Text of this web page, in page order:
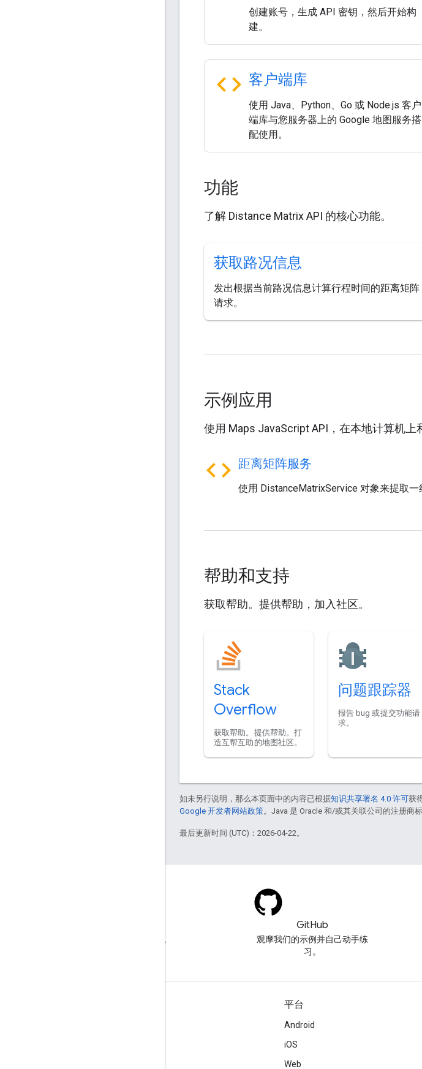
创建账号，生成 API 密钥，然后开始构
建。
code 客户端库
使用 Java、Python、Go 或 Node.js 客户
端库与您服务器上的 Google 地图服务搭
配使用。
功能
了解 Distance Matrix API 的核心功能。
获取路况信息
发出根据当前路况信息计算行程时间的距离矩阵
请求。
示例应用
使用 Maps JavaScript API，在本地计算机上
code 距离矩阵服务
使用 DistanceMatrixService 对象来提取一
帮助和支持
获取帮助。提供帮助，加入社区。
Stack
Overflow
获取帮助。提供帮助。打
造互帮互助的地图社区。
问题跟踪器
报告 bug 或提交功能请
求。
如未另行说明，那么本页面中的内容已根据知识共享署名 4.0 许可获
Google 开发者网站政策。Java 是 Oracle 和/或其关联公司的注册商标
最后更新时间 (UTC)：2026-04-22。
在 google-maps 标签下提问。
GitHub
观摩我们的示例并自己动手练
习。
平台
Android
iOS
Web